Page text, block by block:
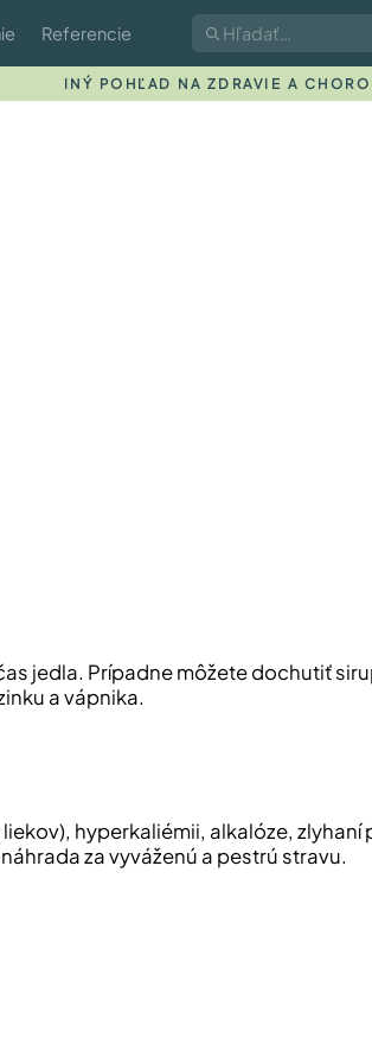
Referencie
INÝ POHĽAD NA ZDRAVIE A
jedla. Prípadne môžete dochutiť
a vápnika.
hyperkaliémii, alkalóze,
za vyváženú a pestrú stravu.